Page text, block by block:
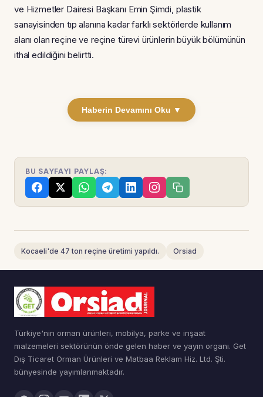
ve Hizmetler Dairesi Başkanı Emin Şimdi, plastik
sanayisinden tıp alanına kadar farklı sektörlerde kullanım
alanı olan reçine ve reçine türevi ürünlerin büyük bölümünün
ithal edildiğini belirtti.
Haberin Devamını Oku ▼
BU SAYFAYI PAYLAŞ:
Kocaeli'de 47 ton reçine üretimi yapıldı. Orsiad
Türkiye'nin orman ürünleri, mobilya, parke ve inşaat
malzemeleri sektörünün önde gelen haber ve yayın organı. Get
Dış Ticaret Orman Ürünleri ve Matbaa Reklam Hiz. Ltd. Şti.
bünyesinde yayımlanmaktadır.